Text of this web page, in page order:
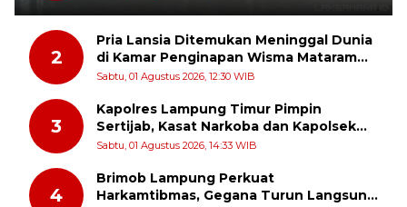
2
Pria Lansia Ditemukan Meninggal Dunia
di Kamar Penginapan Wisma Mataram
Baru
Sabtu, 01 Agustus 2026, 12:30 WIB
3
Kapolres Lampung Timur Pimpin
Sertijab, Kasat Narkoba dan Kapolsek
Sekampung Udik Berganti
Sabtu, 01 Agustus 2026, 14:33 WIB
4
Brimob Lampung Perkuat
Harkamtibmas, Gegana Turun Langsung